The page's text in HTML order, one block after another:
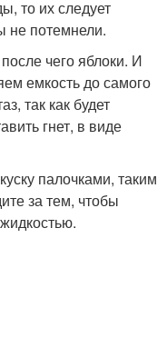
то их следует
не потемнели.
чего яблоки. И
емкость до самого
так как будет
гнет, в виде
палочками, таким
за тем, чтобы